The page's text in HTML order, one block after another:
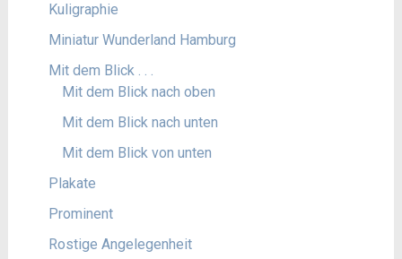
Kuligraphie
Miniatur Wunderland Hamburg
Mit dem Blick . . .
Mit dem Blick nach oben
Mit dem Blick nach unten
Mit dem Blick von unten
Plakate
Prominent
Rostige Angelegenheit